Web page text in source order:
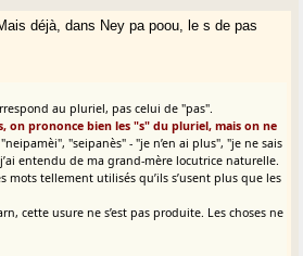
déjà, dans Ney pa poou, le s de pas
au pluriel, pas celui de "pas".
on prononce bien les "s" du pluriel, mais on ne
"seipanès" - "je n’en ai plus", "je ne sais
entendu de ma grand-mère locutrice naturelle.
mots tellement utilisés qu’ils s’usent plus que les
cette usure ne s’est pas produite. Les choses ne